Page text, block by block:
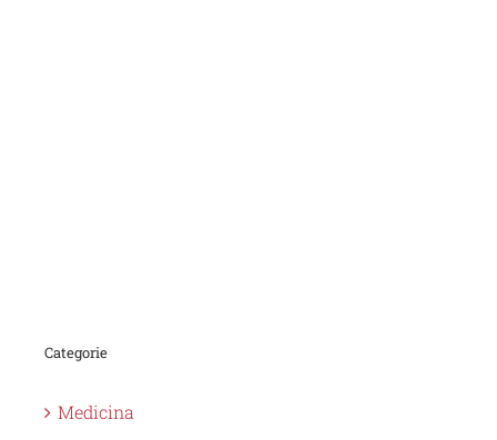
Categorie
Medicina